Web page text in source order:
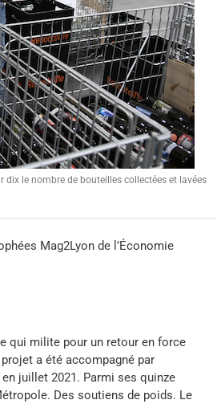
le nombre de bouteilles collectées et lavées
Mag2Lyon de l’Économie
qui milite pour un retour en force
a été accompagné par
juillet 2021. Parmi ses quinze
Des soutiens de poids. Le